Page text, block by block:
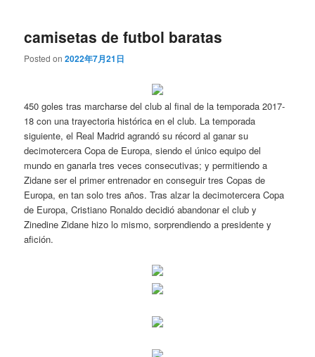
camisetas de futbol baratas
Posted on2022年7月21日
450 goles tras marcharse del club al final de la temporada 2017-
18 con una trayectoria histórica en el club. La temporada
siguiente, el Real Madrid agrandó su récord al ganar su
decimotercera Copa de Europa, siendo el único equipo del
mundo en ganarla tres veces consecutivas; y permitiendo a
Zidane ser el primer entrenador en conseguir tres Copas de
Europa, en tan solo tres años. Tras alzar la decimotercera Copa
de Europa, Cristiano Ronaldo decidió abandonar el club y
Zinedine Zidane hizo lo mismo, sorprendiendo a presidente y
afición.